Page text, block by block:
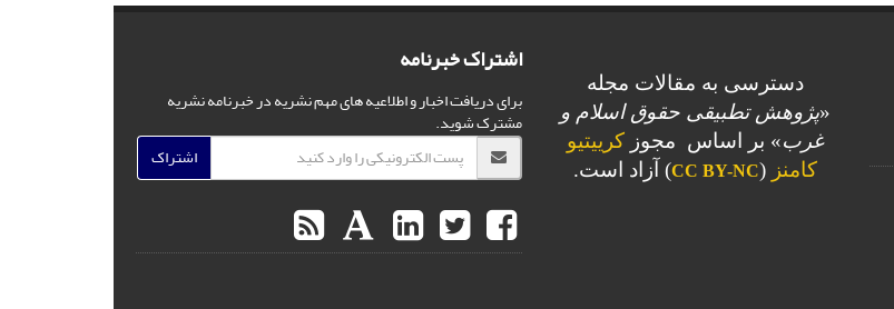
دسترسی به مقالات مجله
«پژوهش تطبیقی حقوق اسلام و
غرب» بر اساس مجوز کرییتیو
کامنز (
CC BY-NC) آزاد است.
اشتراک خبرنامه
برای دریافت اخبار و اطلاعیه های مهم نشریه در خبرنامه نشریه
مشترک شوید.
اشتراک